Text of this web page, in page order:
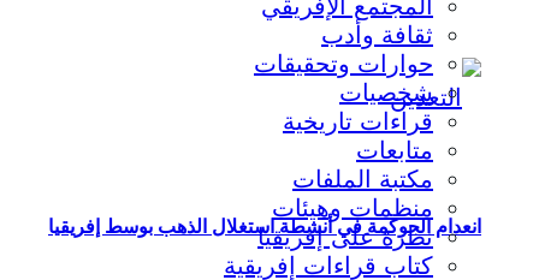
انعدام الحوكمة في أنشطة استغلال الذهب بوسط إفريقيا
المجتمع الإفريقي
ثقافة وأدب
حوارات وتحقيقات
شخصيات
قراءات تاريخية
متابعات
مكتبة الملفات
منظمات وهيئات
نظرة على إفريقيا
كتاب قراءات إفريقية